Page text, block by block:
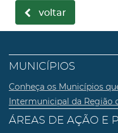
voltar
MUNICÍPIOS
Conheça os Municípios
Intermunicipal da Região
ÁREAS DE AÇÃO E